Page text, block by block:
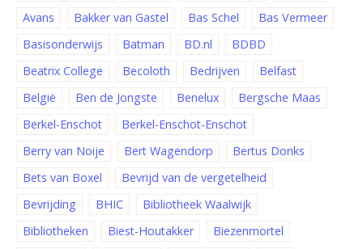
Avans
Bakker van Gastel Bas Schel
Bas Vermeer
Basisonderwijs
Batman BD.nl
BDBD
Beatrix College
Becoloth Bedrijven
Belfast
België
Ben de Jongste Benelux
Bergsche Maas
Berkel-Enschot
Berkel-Enschot-Enschot
Berry van Noije
Bert Wagendorp
Bertus Donks
Bets van Boxel
Bevrijd van de vergetelheid
Bevrijding
BHIC
Bibliotheek Waalwijk
Bibliotheken
Biest-Houtakker
Biezenmortel